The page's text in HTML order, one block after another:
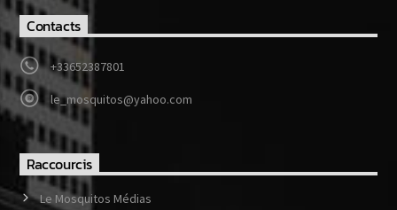
Contacts
+33652387801
le_mosquitos@yahoo.com
Raccourcis
Le Mosquitos Médias